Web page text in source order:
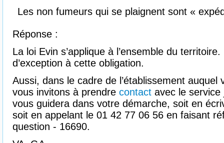
Les non fumeurs qui se plaignent sont «
Réponse :
La loi Evin s’applique à l’ensemble du
d’exception à cette obligation.
Aussi, dans le cadre de l’établissement
vous invitons à prendre contact avec le service
vous guidera dans votre démarche, soit en
soit en appelant le 01 42 77 06 56 en faisant
question - 16690.